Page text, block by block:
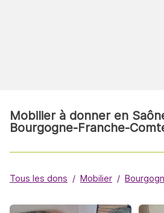
Mobilier à donner en
Bourgogne-Franche-
Tous les dons Mobilier